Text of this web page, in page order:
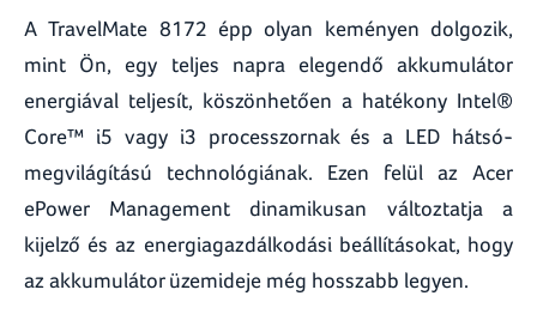
A TravelMate 8172 épp olyan keményen dolgozik,
mint Ön, egy teljes napra elegendő akkumulátor
energiával teljesít, köszönhetően a hatékony Intel®
Core™ i5 vagy i3 processzornak és a LED hátsó-
megvilágítású technológiának. Ezen felül az Acer
ePower Management dinamikusan változtatja a
kijelző és az energiagazdálkodási beállításokat, hogy
az akkumulátor üzemideje még hosszabb legyen.